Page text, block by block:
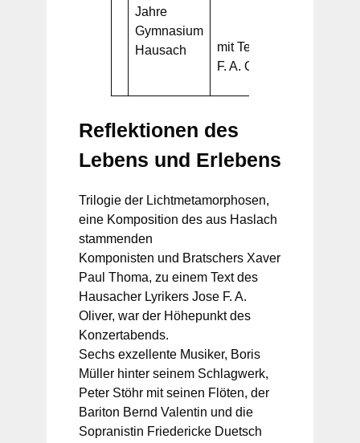
Jahre
Gymnasium
Hausach
mit Texten von Jose
F. A. Oliver
Reflektionen des
Lebens und Erlebens
Trilogie der Lichtmetamorphosen,
eine Komposition des aus Haslach
stammenden
Komponisten und Bratschers Xaver
Paul Thoma, zu einem Text des
Hausacher Lyrikers Jose F. A.
Oliver, war der Höhepunkt des
Konzertabends.
Sechs exzellente Musiker, Boris
Müller hinter seinem Schlagwerk,
Peter Stöhr mit seinen Flöten, der
Bariton Bernd Valentin und die
Sopranistin Friedericke Duetsch